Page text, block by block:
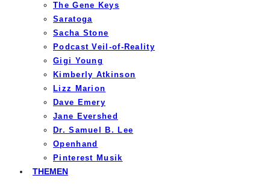
The Gene Keys
Saratoga
Sacha Stone
Podcast Veil-of-Reality
Gigi Young
Kimberly Atkinson
Lizz Marion
Dave Emery
Jane Evershed
Dr. Samuel B. Lee
Openhand
Pinterest Musik
THEMEN